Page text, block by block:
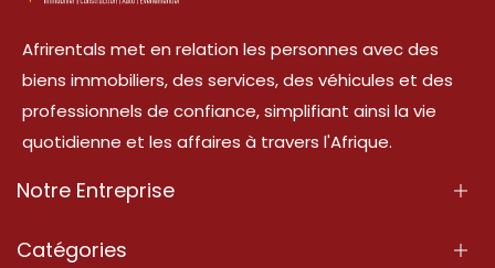
Afrirentals met en relation les personnes avec des
biens immobiliers, des services, des véhicules et des
professionnels de confiance, simplifiant ainsi la vie
quotidienne et les affaires à travers l'Afrique.
Notre Entreprise
À Propos
Catégories